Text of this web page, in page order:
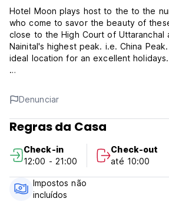
Hotel Moon plays host to the to the
who come to savor the beauty of
close to the High Court of
Nainital's highest peak. i.e. China
ideal location for an excellent holidays.
holiday experience. The famous
with lush green grass carpet is easily
***Property Policies***
cancellation or No Show, you will be
of your stay.
Check in from 12:00 noon to 21:00 .
Check out before 10:00 AM.
Payment upon arrival by cash.
Denunciar
Regras da Casa
Check-in
12:00 - 21:00
Check-out
até 10:00
Impostos não
incluídos